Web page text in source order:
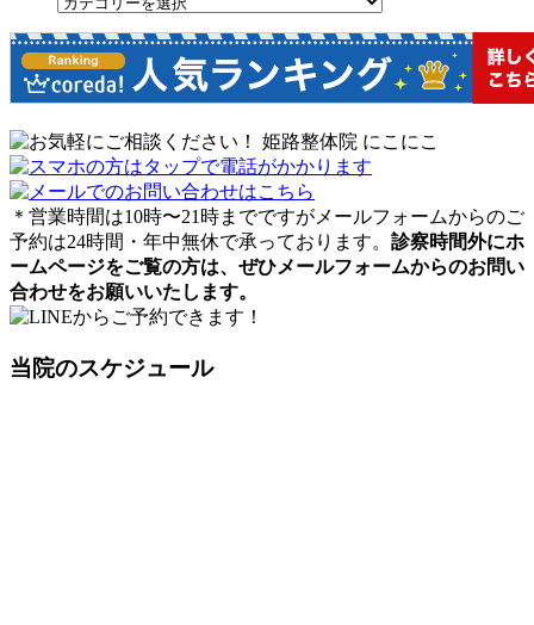
＊営業時間は10時〜21時までですがメールフォームからのご
予約は24時間・年中無休で承っております。 診察時間外にホ
ームページをご覧の方は、ぜひメールフォームからのお問い
合わせをお願いいたします。
当院のスケジュール